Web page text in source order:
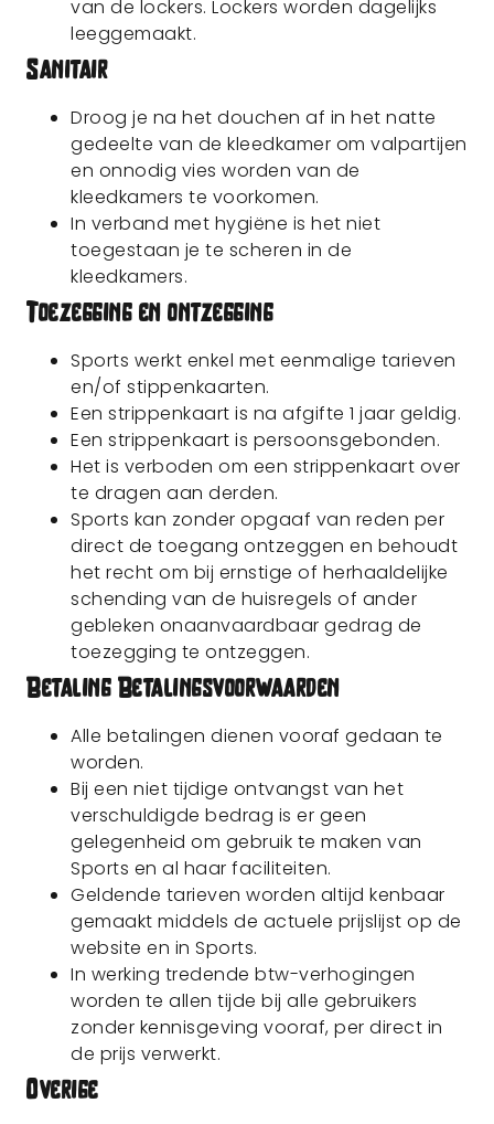
van de lockers. Lockers worden dagelijks
leeggemaakt.
Sanitair
Droog je na het douchen af in het natte
gedeelte van de kleedkamer om valpartijen
en onnodig vies worden van de
kleedkamers te voorkomen.
In verband met hygiëne is het niet
toegestaan je te scheren in de
kleedkamers.
Toezegging en ontzegging
Sports werkt enkel met eenmalige tarieven
en/of stippenkaarten.
Een strippenkaart is na afgifte 1 jaar geldig.
Een strippenkaart is persoonsgebonden.
Het is verboden om een strippenkaart over
te dragen aan derden.
Sports kan zonder opgaaf van reden per
direct de toegang ontzeggen en behoudt
het recht om bij ernstige of herhaaldelijke
schending van de huisregels of ander
gebleken onaanvaardbaar gedrag de
toezegging te ontzeggen.
Betaling Betalingsvoorwaarden
Alle betalingen dienen vooraf gedaan te
worden.
Bij een niet tijdige ontvangst van het
verschuldigde bedrag is er geen
gelegenheid om gebruik te maken van
Sports en al haar faciliteiten.
Geldende tarieven worden altijd kenbaar
gemaakt middels de actuele prijslijst op de
website en in Sports.
In werking tredende btw-verhogingen
worden te allen tijde bij alle gebruikers
zonder kennisgeving vooraf, per direct in
de prijs verwerkt.
Overige